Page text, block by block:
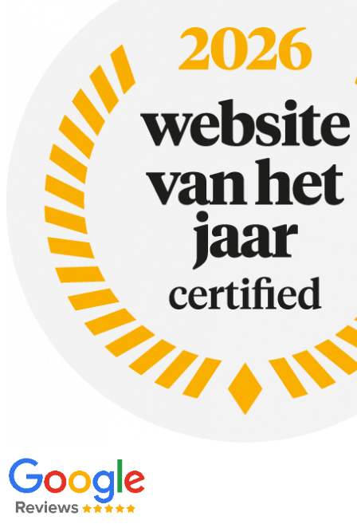
Geen apparaat is perfect, en dat geldt ook voor de slowcooker. Het
Hoe werkt een slowcooker?
Het concept is simpel: een slowcooker heeft een keramische
Wat maak je met een slowcooker?
De lijst met gerechten die je kunt maken is eindeloos. Denk aan
Al onze slowcooker recepten vind je hier.
Verbruikt een slowcooker veel energie?
Een veelgestelde vraag: hoe zit het met het stroomverbruik? Het
Een slowcooker verbruikt gemiddeld zo’n 0,7 tot 0,9 kWh tijdens
Kortom: een slowcooker is een investering in gemak, smaak en